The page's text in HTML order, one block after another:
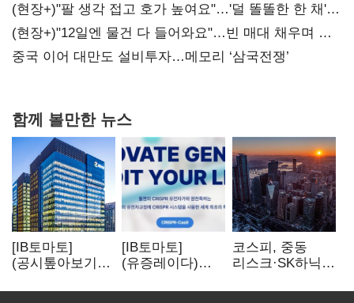
숙제
(현장+)"팔 생각 접고 호가 높여요"…'덜 똘똘한 한 채'
20억 키맞추기
(현장+)"12일엔 물건 다 들어와요"…빈 매대 채우며 문
연 홈플러스
중국 이어 대만도 설비투자…메모리 ‘삼국전쟁’
함께 볼만한 뉴스
[IB토마토]
(공시톺아보기)
바로 매출로
[IB토마토]
(유증레이다)
3분의 1 토막…
코스피, 중동
리스크·SK하닉
뒷걸음